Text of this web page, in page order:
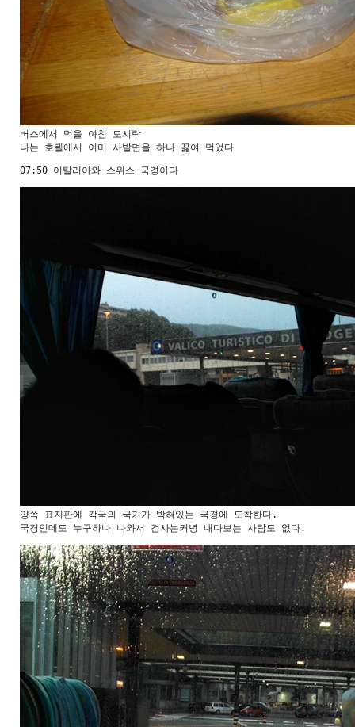
버스에서 먹을 아침 도시락
나는 호텔에서 이미 사발면을 하나 끓여 먹었다
07:50 이탈리아와 스위스 국경이다
양쪽 표지판에 각국의 국기가 박혀있는 국경에 도착한다.
국경인데도 누구하나 나와서 검사는커녕 내다보는 사람도 없다.